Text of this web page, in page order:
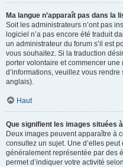
Ma langue n’apparaît pas dans la
Soit les administrateurs n’ont pas
logiciel n’a pas encore été traduit
un administrateur du forum s’il est
vous souhaitez. Si la traduction
porter volontaire et commencer
d’informations, veuillez vous rendre
anglais).
Haut
Que signifient les images situées
Deux images peuvent apparaître à
consultez un sujet. Une d’elles
généralement représentée par des
permet d’indiquer votre activité